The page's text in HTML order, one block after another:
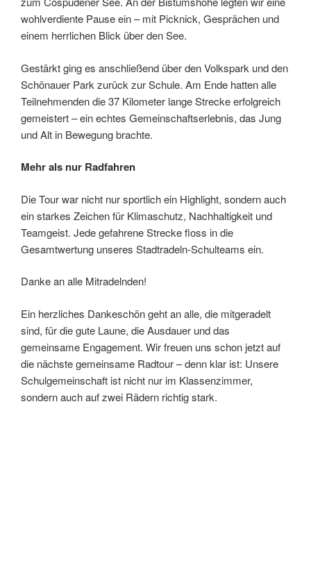
wohlverdiente Pause ein – mit Picknick, Gesprächen und
einem herrlichen Blick über den See.
Gestärkt ging es anschließend über den Volkspark und den
Schönauer Park zurück zur Schule. Am Ende hatten alle
Teilnehmenden die 37 Kilometer lange Strecke erfolgreich
gemeistert – ein echtes Gemeinschaftserlebnis, das Jung
und Alt in Bewegung brachte.
Mehr als nur Radfahren
Die Tour war nicht nur sportlich ein Highlight, sondern auch
ein starkes Zeichen für Klimaschutz, Nachhaltigkeit und
Teamgeist. Jede gefahrene Strecke floss in die
Gesamtwertung unseres Stadtradeln-Schulteams ein.
Danke an alle Mitradelnden!
Ein herzliches Dankeschön geht an alle, die mitgeradelt
sind, für die gute Laune, die Ausdauer und das
gemeinsame Engagement. Wir freuen uns schon jetzt auf
die nächste gemeinsame Radtour – denn klar ist: Unsere
Schulgemeinschaft ist nicht nur im Klassenzimmer,
sondern auch auf zwei Rädern richtig stark.